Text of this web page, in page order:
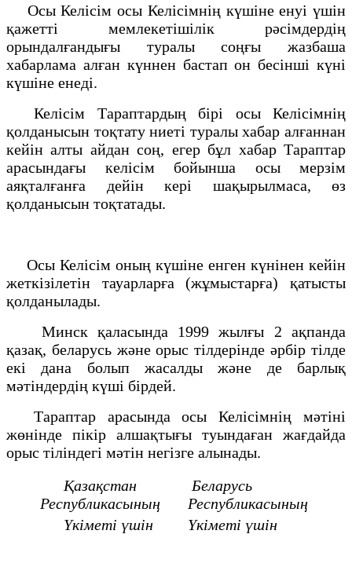
Осы Келiсiм осы Келiсiмнің күшiне енуi үшiн
қажеттi мемлекетішілiк рәсiмдердiң
орындалғандығы туралы соңғы жазбаша
хабарлама алған күннен бастап он бесiншi күнi
күшiне енедi.
Келiсiм Тараптардың бiрi осы Келiсiмнiң
қолданысын тоқтату ниетi туралы хабар алғаннан
кейiн алты айдан соң, егер бұл хабар Тараптар
арасындағы келiсiм бойынша осы мерзiм
аяқталғанға дейiн керi шақырылмаса, өз
қолданысын тоқтатады.
Осы Келiсiм оның күшiне енген күнiнен кейiн
жеткiзiлетiн тауарларға (жұмыстарға) қатысты
қолданылады.
Минск қаласында 1999 жылғы 2 ақпанда
қазақ, беларусь және орыс тілдерінде әрбір тілде
екі дана болып жасалды және де барлық
мәтіндердің күші бірдей.
Тараптар арасында осы Келісімнің мәтіні
жөнінде пікір алшақтығы туындаған жағдайда
орыс тіліндегі мәтін негізге алынады.
Қазақстан
Республикасының
Беларусь
Республикасының
Үкіметі үшін
Үкіметі үшін